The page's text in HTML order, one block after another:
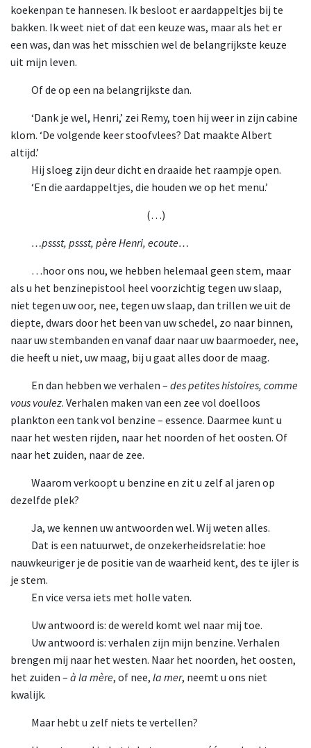
koekenpan te hannesen. Ik besloot er aardappeltjes bij te
bakken. Ik weet niet of dat een keuze was, maar als het er
een was, dan was het misschien wel de belangrijkste keuze
uit mijn leven.
Of de op een na belangrijkste dan.
‘Dank je wel, Henri,’ zei Remy, toen hij weer in zijn cabine
klom. ‘De volgende keer stoofvlees? Dat maakte Albert
altijd.’
Hij sloeg zijn deur dicht en draaide het raampje open.
‘En die aardappeltjes, die houden we op het menu.’
(…)
…pssst, pssst, père Henri, ecoute…
…hoor ons nou, we hebben helemaal geen stem, maar
als u het benzinepistool heel voorzichtig tegen uw slaap,
niet tegen uw oor, nee, tegen uw slaap, dan trillen we uit de
diepte, dwars door het been van uw schedel, zo naar binnen,
naar uw stembanden en vanaf daar naar uw baarmoeder, nee,
die heeft u niet, uw maag, bij u gaat alles door de maag.
En dan hebben we verhalen – des petites histoires, comme
vous voulez. Verhalen maken van een zee vol doelloos
plankton een tank vol benzine – essence. Daarmee kunt u
naar het westen rijden, naar het noorden of het oosten. Of
naar het zuiden, naar de zee.
Waarom verkoopt u benzine en zit u zelf al jaren op
dezelfde plek?
Ja, we kennen uw antwoorden wel. Wij weten alles.
Dat is een natuurwet, de onzekerheidsrelatie: hoe
nauwkeuriger je de positie van de waarheid kent, des te ijler is
je stem.
En vice versa iets met holle vaten.
Uw antwoord is: de wereld komt wel naar mij toe.
Uw antwoord is: verhalen zijn mijn benzine. Verhalen
brengen mij naar het westen. Naar het noorden, het oosten,
het zuiden – à la mère, of nee, la mer, neemt u ons niet
kwalijk.
Maar hebt u zelf niets te vertellen?